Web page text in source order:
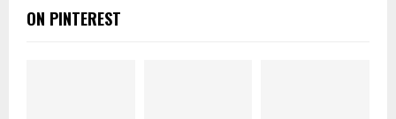
ON PINTEREST